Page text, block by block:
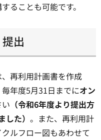
ることも可能です。
出
再利用計画書を作成
年度5月31日までにオン
（令和6年度より提出方
た） 。また、再利用計
ルフロー図もあわせて